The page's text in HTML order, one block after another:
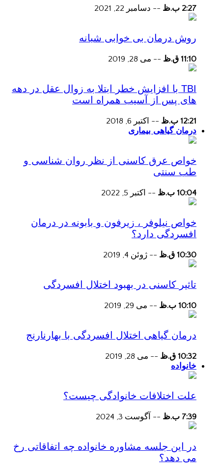
2:27 ب.ظ -- دسامبر 22, 2021
روش درمان بی خوابی شبانه
11:10 ق.ظ -- می 28, 2019
TBI با افزایش خطر ابتلا به زوال عقل در دهه
های پس از آسیب همراه است
12:21 ب.ظ -- اکتبر 6, 2018
درمان گیاهی بیماری
خواص عرق کاسنی از نظر روان شناسی و
طب سنتی
10:04 ب.ظ -- اکتبر 5, 2022
خواص نیلوفر ، زیرفون و بابونه در درمان
افسردگی دارد؟
10:30 ق.ظ -- ژوئن 4, 2019
تاثیر کاسنی در بهبود اختلال افسردگی
10:10 ب.ظ -- می 29, 2019
درمان گیاهی اختلال افسردگی با بهارنارنج
10:32 ق.ظ -- می 28, 2019
خانواده
علت اختلافات خانوادگی چیست؟
7:39 ب.ظ -- آگوست 3, 2024
در این جلسه مشاوره خانواده چه اتفاقاتی رخ
می دهد؟